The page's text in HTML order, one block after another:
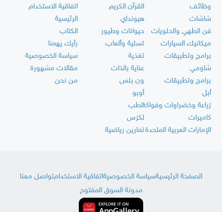
وظائف
القرآن الكريم
شاشات
هيونداي
فن الطهي والحلويات
حيوانات وطيور
ميكانيك السيارات
تسلية وألعاب
برامج وتطبيقات
تغذية
شاومي
عناية بالذات
برامج وتطبيقات
ون بلس
أبل
أوبو
زراعة وخضراوات وفواكهالطب
كاميرات
لكزس
الإمارات العربية المتحدةتمارين رياضية
اتفاقية الاستخدام
الرئيسية
الكتاب
رأيك يهمنا
سياسة الخصوصية
مقالات مشهورة
من نحن
الصفحة الرئيسيةسياسة الخصوصيةاتفاقية الاستخدامتواصل معنا
مدونة السوق المفتوح